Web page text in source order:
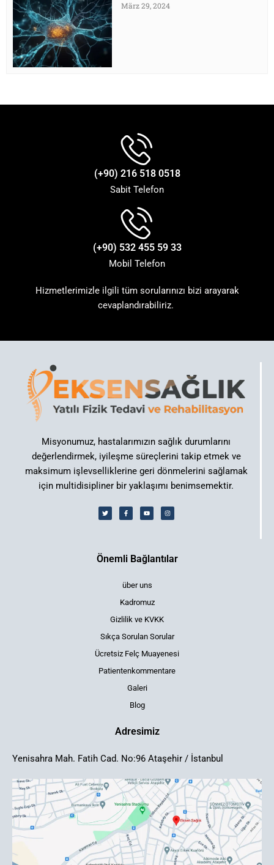
März 29, 2024
(+90) 216 518 0518
Sabit Telefon
(+90) 532 455 59 33
Mobil Telefon
Hizmetlerimizle ilgili tüm sorularınızı bizi arayarak
cevaplandırabiliriz.
Misyonumuz, hastalarımızın sağlık durumlarını
değerlendirmek, iyileşme süreçlerini takip etmek ve
maksimum işlevselliklerine geri dönmelerini sağlamak
için multidisipliner bir yaklaşımı benimsemektir.
Önemli Bağlantılar
über uns
Kadromuz
Gizlilik ve KVKK
Sıkça Sorulan Sorular
Ücretsiz Felç Muayenesi
Patientenkommentare
Galeri
Blog
Adresimiz
Yenisahra Mah. Fatih Cad. No:96 Ataşehir / İstanbul